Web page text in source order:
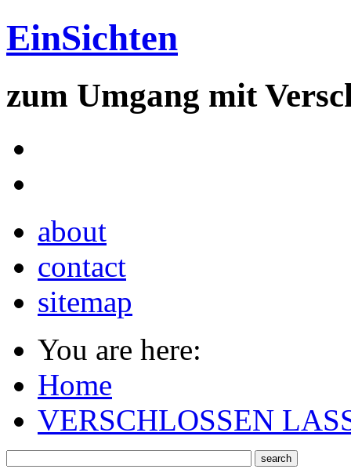
EinSichten
zum Umgang mit
about
contact
sitemap
You are here:
Home
VERSCHLOSSEN